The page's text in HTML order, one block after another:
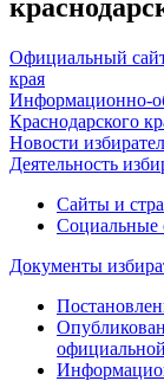
Официальный
края
Информационно-
Краснодарского
Новости
Деятельность
Сайты и
Социальные
Документы